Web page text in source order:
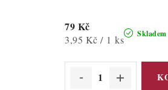
Skladem
79 Kč
Měrná
3,95 Kč / 1 ks